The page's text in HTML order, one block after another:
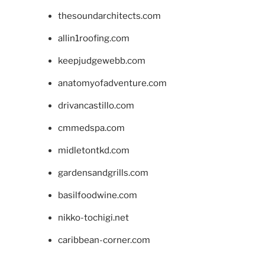
thesoundarchitects.com
allin1roofing.com
keepjudgewebb.com
anatomyofadventure.com
drivancastillo.com
cmmedspa.com
midletontkd.com
gardensandgrills.com
basilfoodwine.com
nikko-tochigi.net
caribbean-corner.com